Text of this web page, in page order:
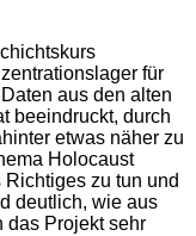
für
aus den alten
beeindruckt, durch
etwas näher zu
Holocaust
zu tun und
deutlich, wie aus
das Projekt sehr